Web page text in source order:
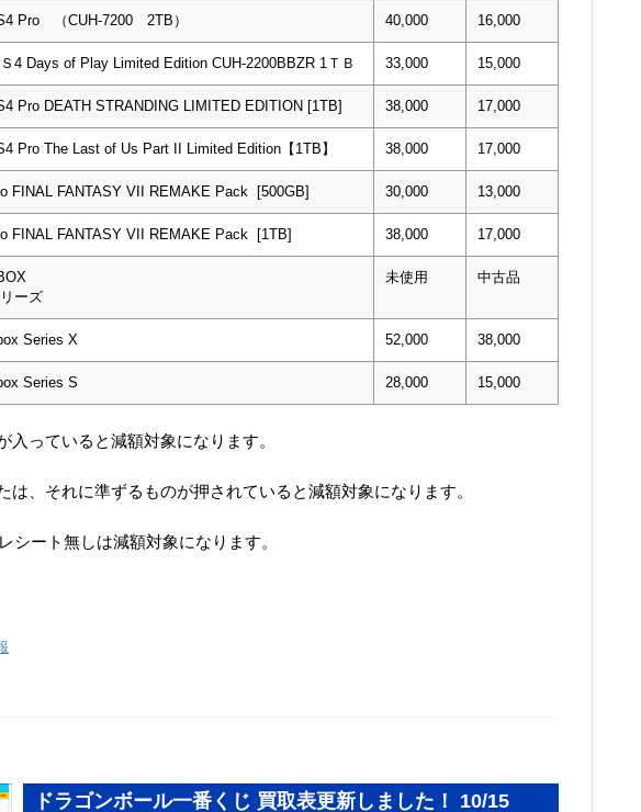
Pro （CUH-7200 2TB） 40,000 16,000
Ｓ4 Days of Play Limited Edition CUH-2200BBZR 1ＴＢ 33,000 15,000
Pro DEATH STRANDING LIMITED EDITION [1TB] 38,000 17,000
Pro The Last of Us Part II Limited Edition【1TB】 38,000 17,000
FINAL FANTASY VII REMAKE Pack [500GB] 30,000 13,000
FINAL FANTASY VII REMAKE Pack [1TB] 38,000 17,000
ーズ
未使用 中古品
Series X 52,000 38,000
Series S 28,000 15,000
っていると減額対象になります。
は、それに準ずるものが押されていると減額対象になります。
シート無しは減額対象になります。
ドラゴンボール一番くじ 買取表更新しました！ 10/15